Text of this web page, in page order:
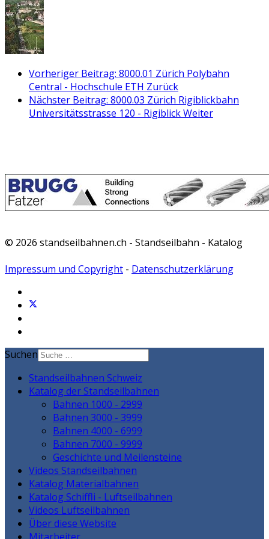
Vorheriger Beitrag: 8000.01 Zürich Polybahn
Central - Hochschule ETH Zurück
Nächster Beitrag: 8000.03 Zürich Rigiblickbahn
Universitätsstrasse 120 - RigiblickWeiter
© 2026 standseilbahnen.ch - Standseilbahn - Katalog
Impressum und Copyright - Datenschutzerklärung
Suchen
Standseilbahnen Schweiz
Katalog der Standseilbahnen
Bahnen 1000 - 2999
Bahnen 3000 - 3999
Bahnen 4000 - 6999
Bahnen 7000 - 9999
Geschichte und Meilensteine
Videos Standseilbahnen
Katalog Materialbahnen
Katalog Schiffli - Luftseilbahnen
Videos Luftseilbahnen
Über diese Website